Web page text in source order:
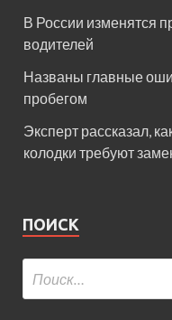
В России изменятся
водителей
Названы главные
пробегом
Эксперт рассказал,
колодки требуют
ПОИСК